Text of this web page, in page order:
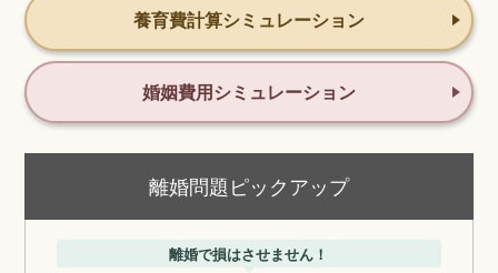
養育費計算シミュレーション
婚姻費用シミュレーション
離婚問題ピックアップ
離婚で損はさせません！